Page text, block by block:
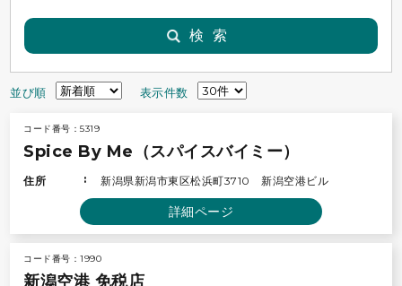
検索
並び順 表示件数
コード番号：5319
Spice By Me（スパイスバイミー）
住所 新潟県新潟市東区松浜町3710 新潟空港ビル
詳細ページ
コード番号：1990
新潟空港 免税店